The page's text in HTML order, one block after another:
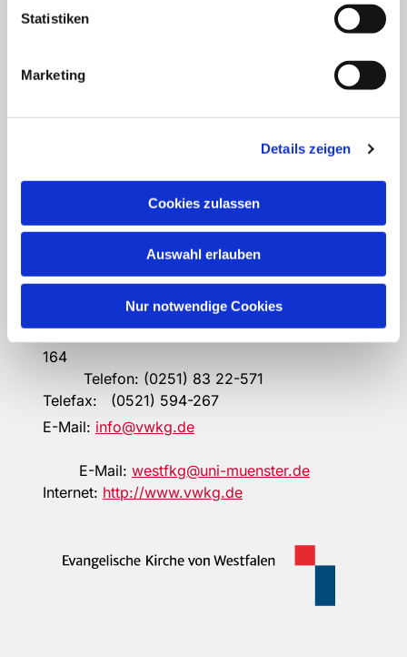
Statistiken
Marketing
Details zeigen
Cookies zulassen
Auswahl erlauben
Nur notwendige Cookies
Der Verein
Kirchengeschichte e.V.
Institut für
Altstädter Kirchplatz
5
Bielefeld
48143 Münster
164
Telefon: (0251) 83 22-571
Telefax: (0521) 594-267
E-Mail: info@vwkg.de
E-Mail: westfkg@uni-muenster.de
Internet: http://www.vwkg.de